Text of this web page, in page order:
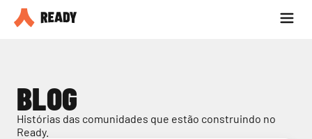
Seja parceiro
BLOG
Histórias das comunidades que estão construindo no
Ready.